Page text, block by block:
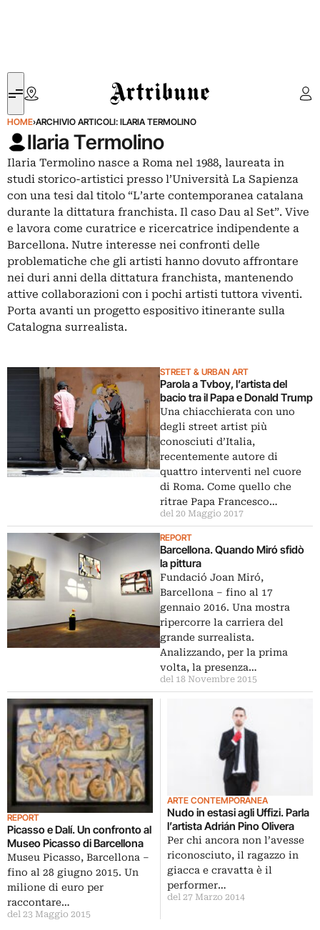
Artribune
HOME›ARCHIVIO ARTICOLI: ILARIA TERMOLINO
Ilaria Termolino
Ilaria Termolino nasce a Roma nel 1988, laureata in
studi storico-artistici presso l’Università La Sapienza
con una tesi dal titolo “L’arte contemporanea catalana
durante la dittatura franchista. Il caso Dau al Set”. Vive
e lavora come curatrice e ricercatrice indipendente a
Barcellona. Nutre interesse nei confronti delle
problematiche che gli artisti hanno dovuto affrontare
nei duri anni della dittatura franchista, mantenendo
attive collaborazioni con i pochi artisti tuttora viventi.
Porta avanti un progetto espositivo itinerante sulla
Catalogna surrealista.
STREET & URBAN ART
Parola a Tvboy, l’artista del
bacio tra il Papa e Donald Trump
Una chiacchierata con uno
degli street artist più
conosciuti d’Italia,
recentemente autore di
quattro interventi nel cuore
di Roma. Come quello che
ritrae Papa Francesco…
del 20 Maggio 2017
REPORT
Barcellona. Quando Miró sfidò
la pittura
Fundació Joan Miró,
Barcellona – fino al 17
gennaio 2016. Una mostra
ripercorre la carriera del
grande surrealista.
Analizzando, per la prima
volta, la presenza…
del 18 Novembre 2015
REPORT
Picasso e Dalí. Un confronto al
Museo Picasso di Barcellona
Museu Picasso, Barcellona –
fino al 28 giugno 2015. Un
milione di euro per
raccontare…
del 23 Maggio 2015
ARTE CONTEMPORANEA
Nudo in estasi agli Uffizi. Parla
l’artista Adrián Pino Olivera
Per chi ancora non l’avesse
riconosciuto, il ragazzo in
giacca e cravatta è il
performer…
del 27 Marzo 2014